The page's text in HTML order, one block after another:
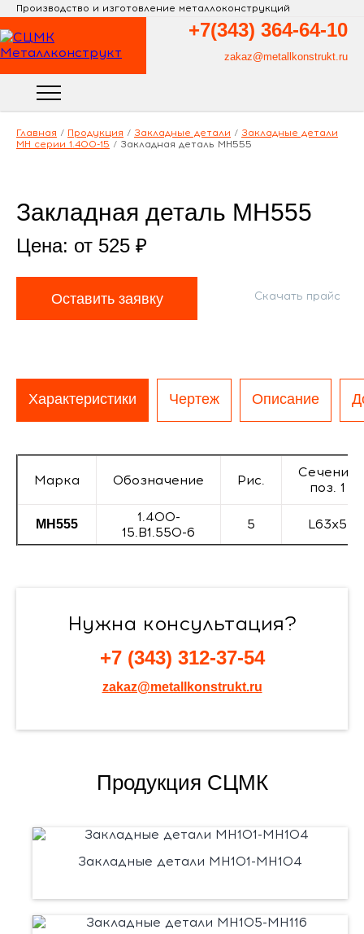
Производство и изготовление металлоконструкций
+7(343) 364-64-10
zakaz@metallkonstrukt.ru
Главная / Продукция / Закладные детали / Закладные детали
МН серии 1.400-15 / Закладная деталь МН555
Закладная деталь МН555
Цена: от 525 ₽
Оставить заявку Скачать прайс
Характеристики Чертеж Описание
Марка Обозначение Рис.
Сечение
поз. 1
МН555
1.400-
15.В1.550-6
5 L63x5
Нужна консультация?
+7 (343) 312-37-54
zakaz@metallkonstrukt.ru
Продукция СЦМК
Закладные детали МН101-МН104